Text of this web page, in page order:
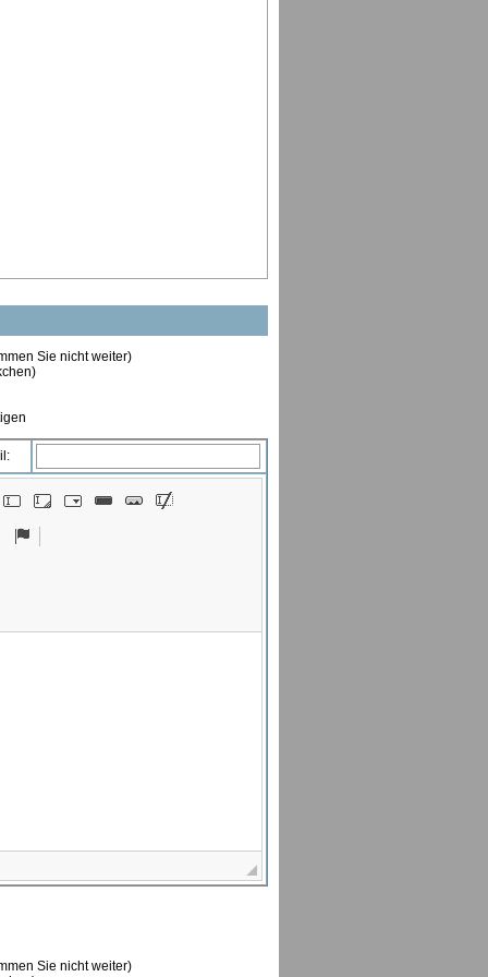
Sie nicht weiter)
Sie nicht weiter)